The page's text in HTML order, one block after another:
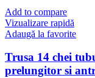
Add to compare
Vizualizare rapidă
Adaugă la favorite
Trusa 14 chei
prelungitor si